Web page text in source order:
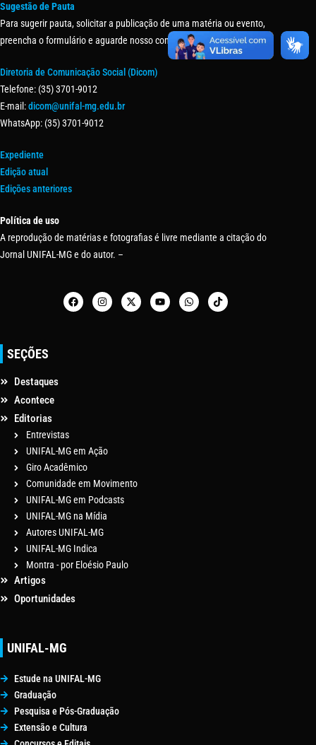
Sugestão de Pauta
Para sugerir pauta, solicitar a publicação de uma matéria ou evento,
preencha o formulário e aguarde nosso contato.
Diretoria de Comunicação Social (Dicom)
Telefone: (35) 3701-9012
E-mail:dicom@unifal-mg.edu.br
WhatsApp: (35) 3701-9012
Expediente
Edição atual
Edições anteriores
Política de uso
A reprodução de matérias e fotografias é livre mediante a citação do
Jornal UNIFAL-MG e do autor. –
SEÇÕES
Destaques
Acontece
Editorias
Entrevistas
UNIFAL-MG em Ação
Giro Acadêmico
Comunidade em Movimento
UNIFAL-MG em Podcasts
UNIFAL-MG na Mídia
Autores UNIFAL-MG
UNIFAL-MG Indica
Montra - por Eloésio Paulo
Artigos
Oportunidades
UNIFAL-MG
Estude na UNIFAL-MG
Graduação
Pesquisa e Pós-Graduação
Extensão e Cultura